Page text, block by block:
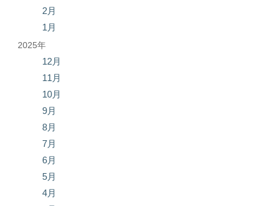
2月
1月
2025年
12月
11月
10月
9月
8月
7月
6月
5月
4月